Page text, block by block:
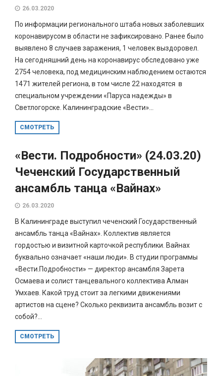
26.03.2020
По информации регионального штаба новых заболевших
коронавирусом в области не зафиксировано. Ранее было
выявлено 8 случаев заражения, 1 человек выздоровел.
На сегодняшний день на коронавирус обследовано уже
2754 человека, под медицинским наблюдением остаются
1471 жителей региона, в том числе 22 находятся в
специальном учреждении «Паруса надежды» в
Светлогорске. Калининградские «Вести»...
СМОТРЕТЬ
«Вести. Подробности» (24.03.20)
Чеченский Государственный
ансамбль танца «Вайнах»
26.03.2020
В Калининграде выступил чеченский Государственный
ансамбль танца «Вайнах». Коллектив является
гордостью и визитной карточкой республики. Вайнах
буквально означает «наши люди». В студии программы
«Вести.Подробности» — директор ансамбля Зарета
Осмаева и солист танцевального коллектива Алман
Умхаев. Какой труд стоит за легкими движениями
артистов на сцене? Сколько реквизита ансамбль возит с
собой?...
СМОТРЕТЬ